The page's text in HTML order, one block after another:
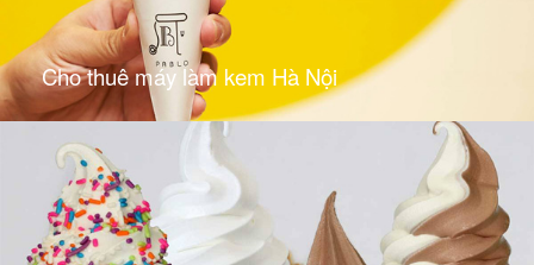
Cho thuê máy làm kem Hà Nội